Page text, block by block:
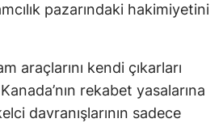
pazarındaki hakimiyetini
araçlarını kendi çıkarları
rekabet yasalarına
davranışlarının sadece